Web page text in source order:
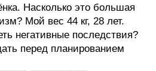
Насколько это большая
Мой вес 44 кг, 28 лет.
негативные последствия?
перед планированием